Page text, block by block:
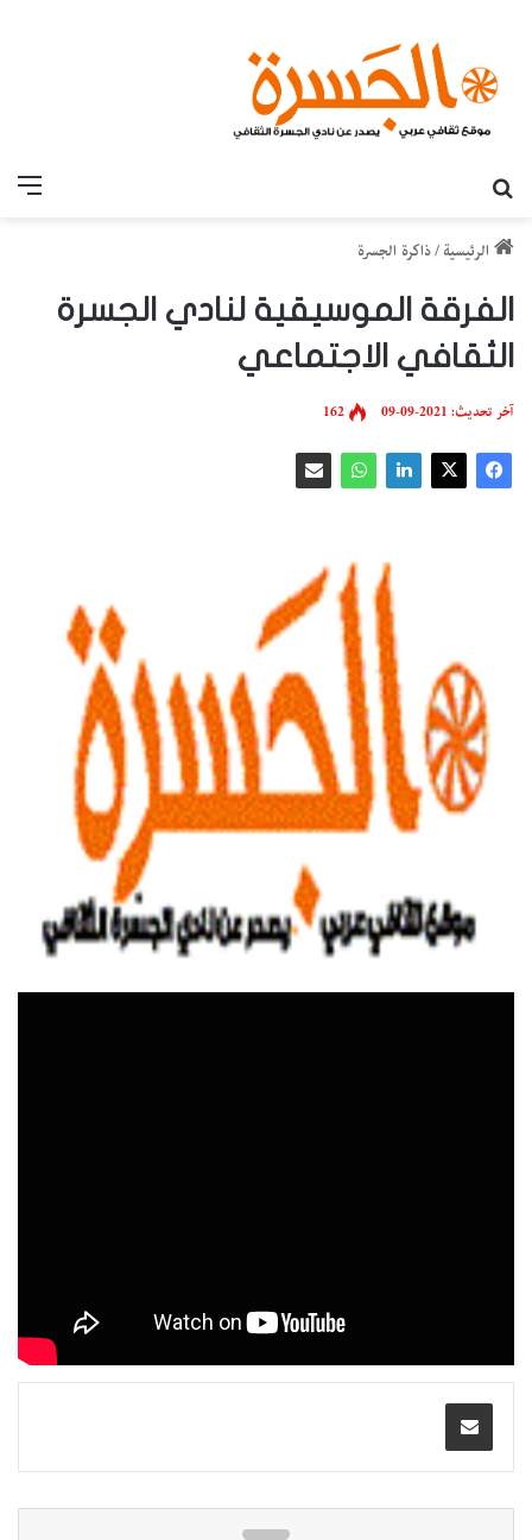
الرئيسية /ذاكرة الجسرة
الفرقة الموسيقية لنادي الجسرة
الثقافي الاجتماعي
آخر تحديث: 2021-09-09 162